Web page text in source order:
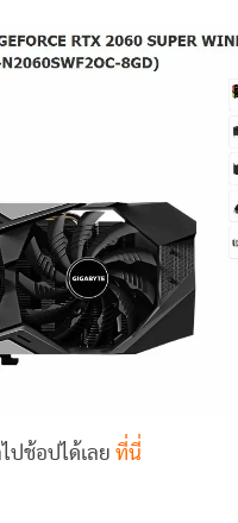
ปช้อปได้เลย ที่นี่